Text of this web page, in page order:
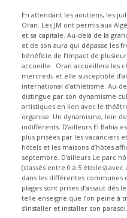
En attendant les aoutiens, les
Oran. Les JM ont permis aux
et sa capitale. Au-delà de la
et de son aura qui dépasse les
bénéficie de l’impact de
accueille. Oran accueillera les
mercredi, et elle susceptible
international d’athlétisme. Au-
distingue par son dynamisme
artistiques en lien avec le
organise. Un dynamisme, loin
indifférents. D’ailleurs El Bahia
plus prisées par les vacanciers
hôtels et les maisons d’hôtes
septembre. D’ailleurs Le parc
(classés entre 0 à 5 étoiles)
dans les différentes communes
plages sont prises d’assaut dès
telle enseigne que l’on peine à
s’installer et installer son parasol.